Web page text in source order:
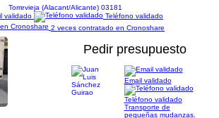
Torrevieja (Alacant/Alicante) 03181
validado
Teléfono validado
2 veces contratado en Cronoshare
Pedir presupuesto
Email validado
Teléfono validado
Transporte de
pequeñas mudanzas.